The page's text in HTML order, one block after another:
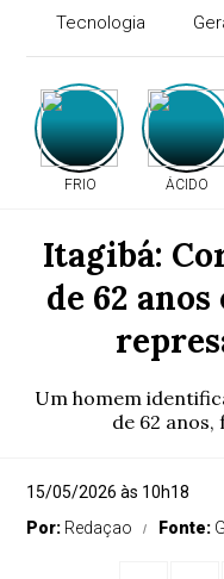
Tecnologia
FRIO ÁCIDO
Itagibá:
de 62
Um homem
de 62
15/05/2026 às 10h18
Por: Redaçao Fonte: